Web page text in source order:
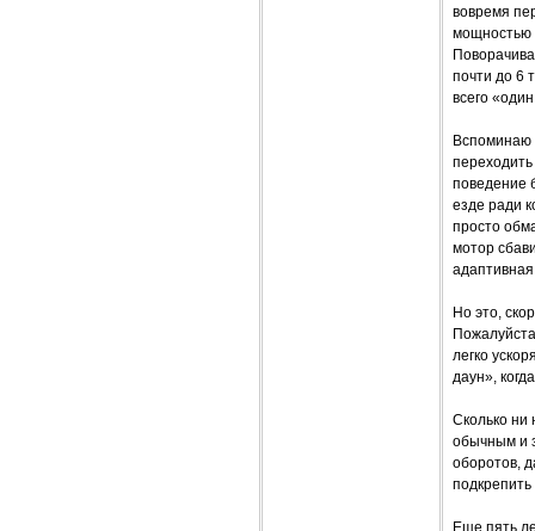
вовремя
мощностью
почти до 6
всего
Вспоминаю
поведение
езде ради
просто
мотор
Но это,
легко
даун»,
Сколько ни
обычным и
оборотов,
Еще пять